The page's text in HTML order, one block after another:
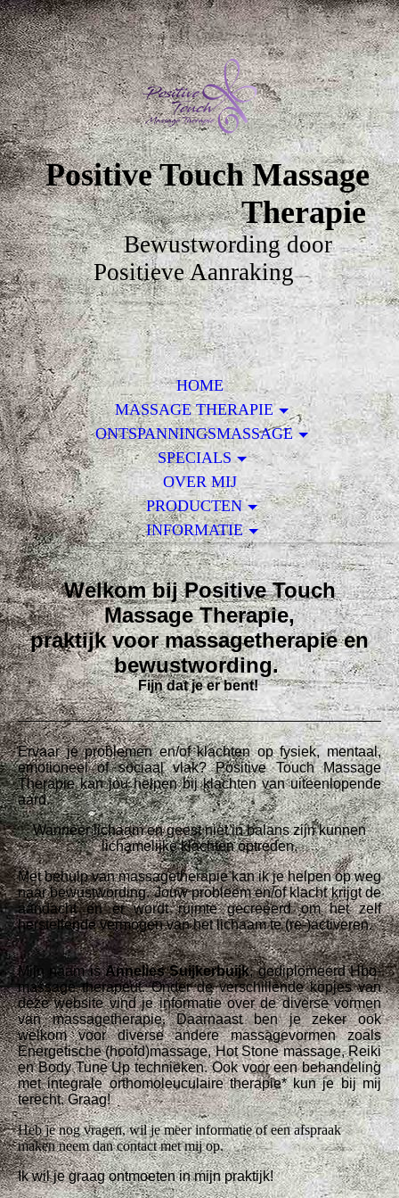
Positive Touch Massage
Therapie
Bewustwording door
Positieve Aanraking
HOME
MASSAGE THERAPIE
ONTSPANNINGSMASSAGE
SPECIALS
OVER MIJ
PRODUCTEN
INFORMATIE
Welkom bij Positive Touch
Massage Therapie,
praktijk voor massagetherapie en
bewustwording.
Fijn dat je er bent!
Ervaar je problemen en/of klachten op fysiek, mentaal,
emotioneel of sociaal vlak? Positive Touch Massage
Therapie kan jou helpen bij klachten van uiteenlopende
aard.
Wanneer lichaam en geest niet in balans zijn kunnen
lichamelijke klachten optreden.
Met behulp van massagetherapie kan ik je helpen op weg
naar bewustwording. Jouw probleem en/of klacht krijgt de
aandacht en er wordt ruimte gecreëerd om het zelf
herstellende vermogen van het lichaam te (re-)activeren.
Mijn naam isAnnelies Suijkerbuijk, gediplomeerd Hbo-
massage therapeut. Onder de verschillende kopjes van
deze website vind je informatie over de diverse vormen
van massagetherapie. Daarnaast ben je zeker ook
welkom voor diverse andere massagevormen zoals
Energetische (hoofd)massage, Hot Stone massage, Reiki
en Body Tune Up technieken. Ook voor een behandeling
met integrale orthomoleuculaire therapie* kun je bij mij
terecht. Graag!
Heb je nog vragen, wil je meer informatie of een afspraak
maken neem dan contact met mij op.
Ik wil je graag ontmoeten in mijn praktijk!